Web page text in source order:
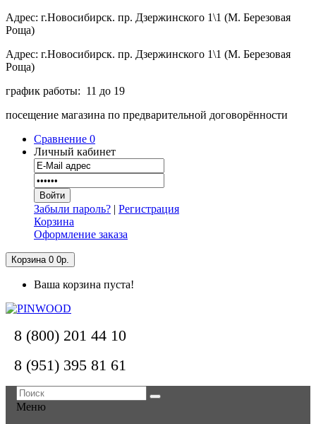
Адрес: г.Новосибирск. пр. Дзержинского 1\1 (М. Березовая
Роща)
Адрес: г.Новосибирск. пр. Дзержинского 1\1 (М. Березовая
Роща)
график работы: 11 до 19
посещение магазина по предварительной договорённости
Сравнение 0
Личный кабинет
Забыли пароль? | Регистрация
Корзина
Оформление заказа
Корзина 0 0р.
Ваша корзина пуста!
8 (800) 201 44 10
8 (951) 395 81 61
Меню